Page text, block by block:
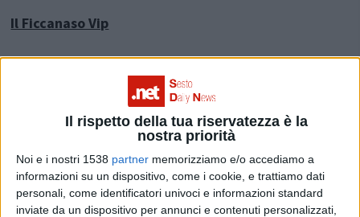
Il rispetto della tua riservatezza è la
nostra priorità
Noi e i nostri 1538 partner memorizziamo e/o accediamo a
informazioni su un dispositivo, come i cookie, e trattiamo dati
personali, come identificatori univoci e informazioni standard
inviate da un dispositivo per annunci e contenuti personalizzati,
Il Ficcanaso Vip
è un lavoro che agli occhi di molta gente è
Odioso o Meravigliosonon esiste una via di mezzo.
E il Vip cosa ne pensa?
Per quelli che hanno qualcosa o qualcuno da